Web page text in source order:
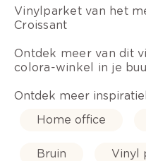
Vinylparket van het
Croissant
Ontdek meer van dit
colora-winkel in je
Ontdek meer
Home office
Bruin Vinyl